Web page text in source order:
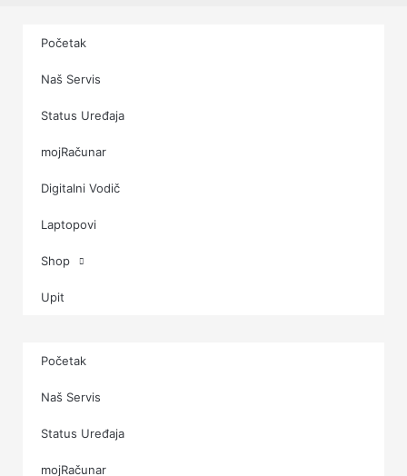
Početak
Naš Servis
Status Uređaja
mojRačunar
Digitalni Vodič
Laptopovi
Shop
Upit
Početak
Naš Servis
Status Uređaja
mojRačunar